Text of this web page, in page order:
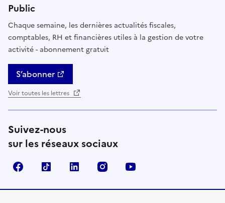
Public
Chaque semaine, les dernières actualités fiscales,
comptables, RH et financières utiles à la gestion de votre
activité - abonnement gratuit
S’abonner
Voir toutes les lettres
Suivez-nous
sur les réseaux sociaux
FacebookTikTok Linkedin Instagram